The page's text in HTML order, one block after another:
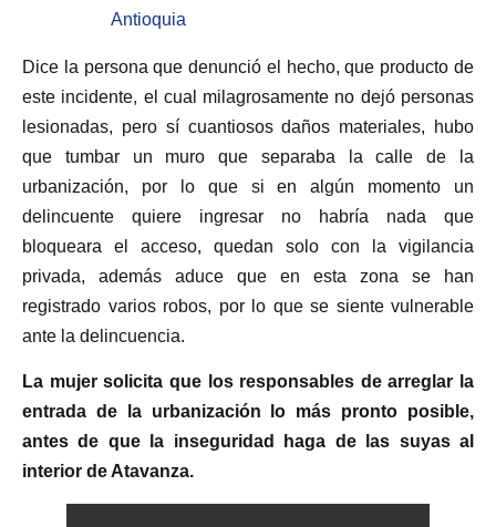
Antioquia
Dice la persona que denunció el hecho, que producto de
este incidente, el cual milagrosamente no dejó personas
lesionadas, pero sí cuantiosos daños materiales, hubo
que tumbar un muro que separaba la calle de la
urbanización, por lo que si en algún momento un
delincuente quiere ingresar no habría nada que
bloqueara el acceso, quedan solo con la vigilancia
privada, además aduce que en esta zona se han
registrado varios robos, por lo que se siente vulnerable
ante la delincuencia.
La mujer solicita que los responsables de arreglar la
entrada de la urbanización lo más pronto posible,
antes de que la inseguridad haga de las suyas al
interior de Atavanza.